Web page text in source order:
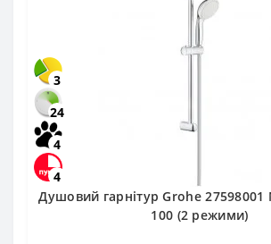
3
24
4
4
Душовий гарнітур Grohe 27598001
100 (2 режими)